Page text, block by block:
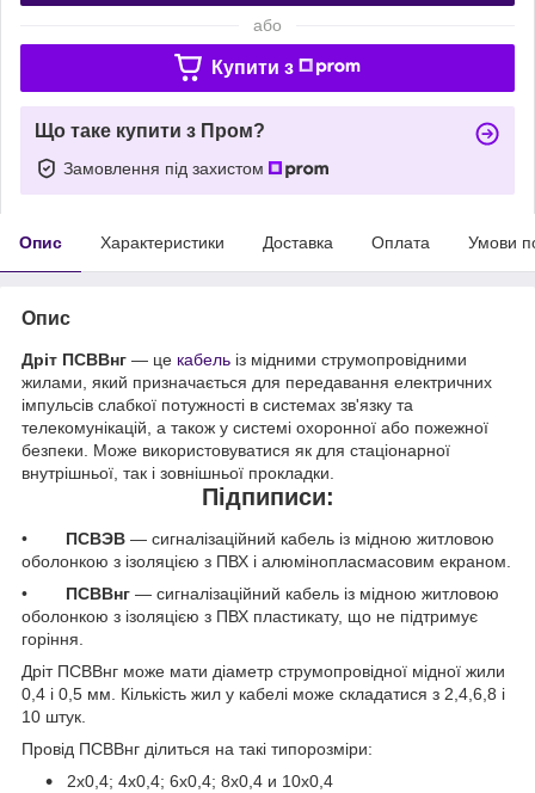
або
Купити з
Що таке купити з Пром?
Замовлення під захистом
Опис Характеристики Доставка Оплата Умови
Опис
Дріт ПСВВнг — це кабель із мідними струмопровідними
жилами, який призначається для передавання електричних
імпульсів слабкої потужності в системах зв'язку та
телекомунікацій, а також у системі охоронної або пожежної
безпеки. Може використовуватися як для стаціонарної
внутрішньої, так і зовнішньої прокладки.
Підпиписи:
• ПСВЭВ — сигналізаційний кабель із мідною житловою
оболонкою з ізоляцією з ПВХ і алюмінопласмасовим екраном.
• ПСВВнг — сигналізаційний кабель із мідною житловою
оболонкою з ізоляцією з ПВХ пластикату, що не підтримує
горіння.
Дріт ПСВВнг може мати діаметр струмопровідної мідної жили
0,4 і 0,5 мм. Кількість жил у кабелі може складатися з 2,4,6,8 і
10 штук.
Провід ПСВВнг ділиться на такі типорозміри:
2х0,4; 4х0,4; 6x0,4; 8x0,4 и 10х0,4